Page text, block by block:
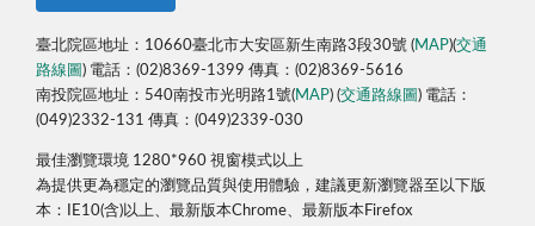
臺北院區地址：10660臺北市大安區新生南路3段30號 (MAP)(交通
路線圖) 電話：(02)8369-1399 傳真：(02)8369-5616
南投院區地址：540南投市光明路1號(MAP) (交通路線圖) 電話：
(049)2332-131 傳真：(049)2339-030
最佳瀏覽環境 1280*960 視窗模式以上
為提供更為穩定的瀏覽品質與使用體驗，建議更新瀏覽器至以下版
本：IE10(含)以上、最新版本Chrome、最新版本Firefox